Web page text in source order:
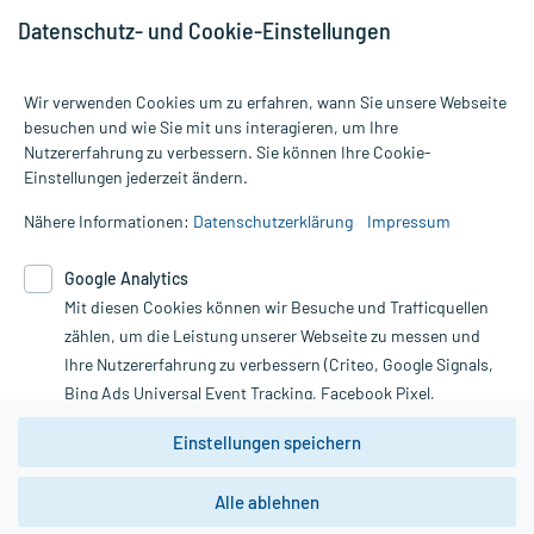
Alle Preise gelten inkl. MwSt., ggf. zzgl. Versandkosten
Informationen auf dieser Website werden ausschließlich für
die Untersuchung und Behandlung durch einen Arzt. Bitte
Therapien eingeleitet werden können. | Diese Webseite benutzt
Google Analytics. Lesen Sie bitte dazu die wichtigen Hinweise in
unserer Datenschutzerklärung. Für den Widerruf einer Bestellung
nutzen Sie das Formular:
Vertrag widerrufen
*Hinweise zu unseren Aktionen und Bewertungen
Datenschutz- und Cookie-Einstellungen
Wir verwenden Cookies um zu erfahren, wann Sie unsere Webseite
besuchen und wie Sie mit uns interagieren, um Ihre
Nutzererfahrung zu verbessern. Sie können Ihre Cookie-
Einstellungen jederzeit ändern.
Nähere Informationen: Datenschutzerklärung Impressum
Google Analytics
Mit diesen Cookies können wir Besuche und Trafficquellen
zählen, um die Leistung unserer Webseite zu messen und
Ihre Nutzererfahrung zu verbessern (Criteo, Google Signals,
Bing Ads Universal Event Tracking, Facebook Pixel,
Youtube-Social Plugin).
Wir weisen darauf hin, dass die
zwingend den Europäischen Anforderungen gem. EU-
DSGVO genügen und ein Datentransfer in Drittstaaten bzw.
Einstellungen speichern
Alle ablehnen